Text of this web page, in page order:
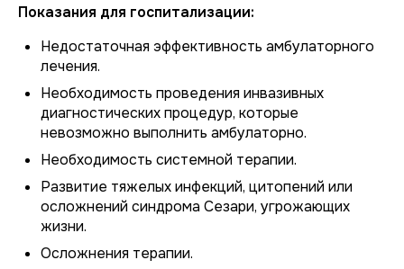
Показания для госпитализации:
Недостаточная эффективность амбулаторного
лечения.
Необходимость проведения инвазивных
диагностических процедур, которые
невозможно выполнить амбулаторно.
Необходимость системной терапии.
Развитие тяжелых инфекций, цитопений или
осложнений синдрома Сезари, угрожающих
жизни.
Осложнения терапии.